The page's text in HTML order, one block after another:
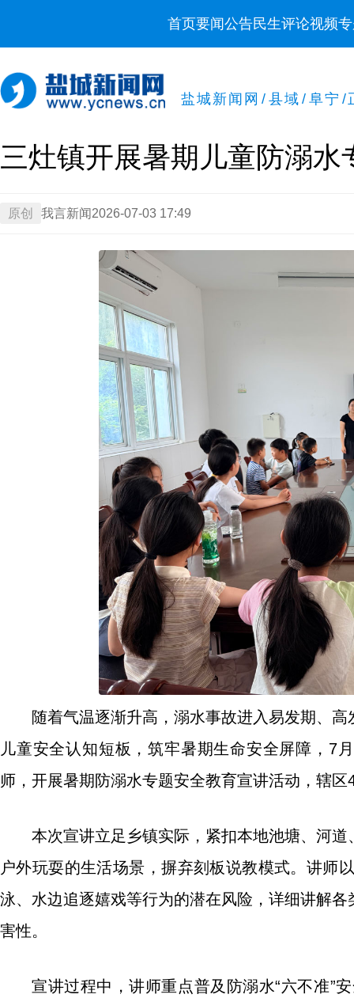
首页要闻公告民生评论视频
盐城新闻网 / 县域 / 阜宁 /
三灶镇开展暑期儿童防溺水
原创 我言新闻 2026-07-03 17:49
随着气温逐渐升高，溺水事故进入易发期、
儿童安全认知短板，筑牢暑期生命安全屏障，7
师，开展暑期防溺水专题安全教育宣讲活动，辖
本次宣讲立足乡镇实际，紧扣本地池塘、河
户外玩耍的生活场景，摒弃刻板说教模式。讲师
泳、水边追逐嬉戏等行为的潜在风险，详细讲解
害性。
宣讲过程中，讲师重点普及防溺水“六不准”